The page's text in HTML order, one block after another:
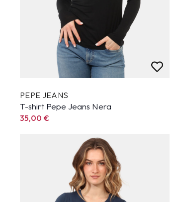
PEPE JEANS
T-shirt Pepe Jeans Nera
35,00€